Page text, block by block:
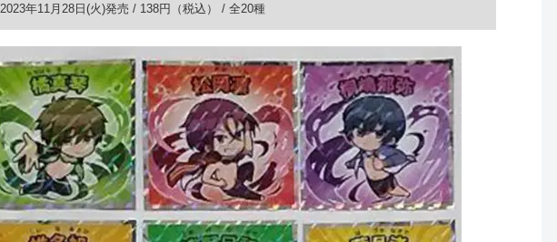
2023年11月28日(火)発売 / 138円（税込） / 全20種